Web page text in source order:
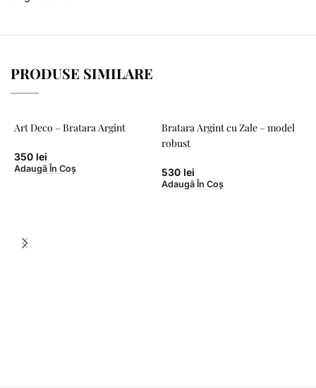
PRODUSE SIMILARE
Art Deco – Bratara Argint
350 lei
Adaugă În Coș
Bratara Argint cu Zale – model
robust
530 lei
Adaugă În Coș